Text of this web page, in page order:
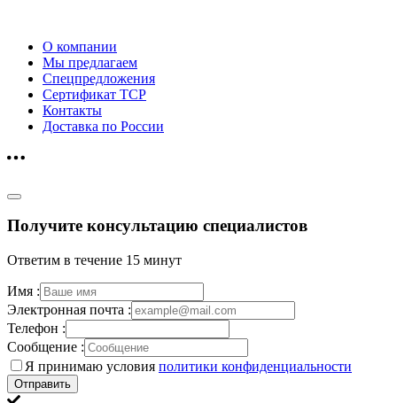
О компании
Мы предлагаем
Спецпредложения
Сертификат ТСР
Контакты
Доставка по России
Получите консультацию специалистов
Ответим в течение 15 минут
Имя :
Электронная почта :
Телефон :
Сообщение :
Я принимаю условия политики конфиденциальности
Отправить